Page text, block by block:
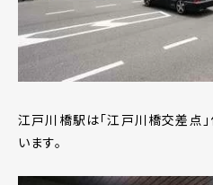
江戸川橋駅は「江戸川橋交差点
います。